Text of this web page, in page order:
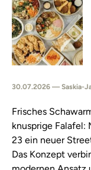
30.07.2026 — Saskia-
Frisches
knusprige Falafel:
23 ein neuer
Das Konzept